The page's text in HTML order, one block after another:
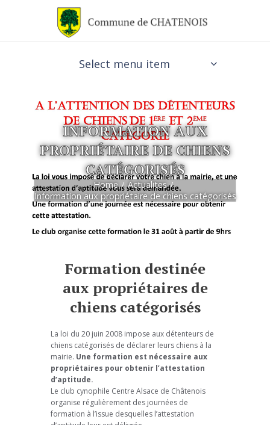
Select menu item
INFORMATION AUX
PROPRIÉTAIRE DE CHIENS
CATÉGORISÉS
Home
Actualites
Information aux propriétaire de chiens catégorisés
Formation destinée
aux propriétaires de
chiens catégorisés
La loi du 20 juin 2008 impose aux détenteurs de
chiens catégorisés de déclarer leurs chiens à la
mairie. Une formation est nécessaire aux
propriétaires pour obtenir l’attestation
d’aptitude.
Le club cynophile Centre Alsace de Châtenois
organise régulièrement des journées de
formation à l’issue desquelles l’attestation